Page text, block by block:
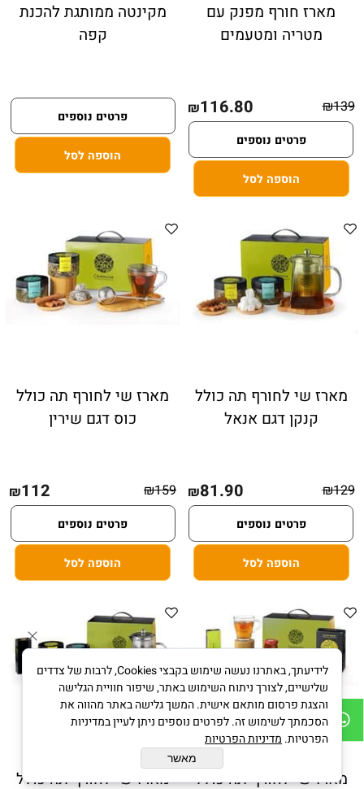
מארז חורף מפנק עם
מטריה ומטעמים
₪139
₪116.80
פרטים נוספים
הוספה לסל
מקינטה ממותגת להכנת
קפה
פרטים נוספים
הוספה לסל
מארז שי לחורף תה כולל
קנקן דגם אנאל
₪129
₪81.90
פרטים נוספים
הוספה לסל
מארז שי לחורף תה כולל
כוס דגם שירין
₪159
₪112
פרטים נוספים
הוספה לסל
מארז שי לחורף תה כולל מארז שי לחורף תה כולל
לידיעתך, באתרנו נעשה שימוש בקבצי Cookies, לרבות של צדדים
שלישיים, לצורך ניתוח השימוש באתר, שיפור חוויית הגלישה
והצגת פרסום מותאם אישית. המשך גלישה באתר מהווה את
הסכמתך לשימוש זה. לפרטים נוספים ניתן לעיין במדיניות
הפרטיות. מדיניות הפרטיות
מאשר